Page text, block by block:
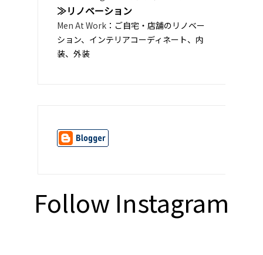
≫リノベーション
Men At Work ：ご自宅・店舗のリノベー
ション、インテリアコーディネート、内
装、外装
Follow Instagram